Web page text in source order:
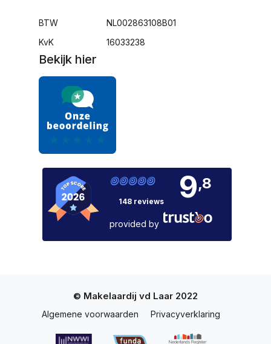
BTW
KvK
NL002863108B01
16033238
Bekijk hier
148 reviews 9,8
provided by
© Makelaardij vd Laar 2022
Algemene voorwaarden Privacyverklaring